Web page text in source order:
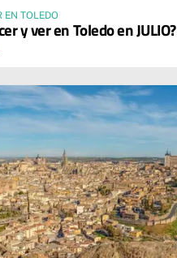
EN TOLEDO
y ver en Toledo en JULIO?